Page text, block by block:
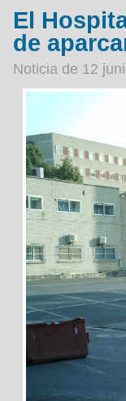
El
de
Noticia de 12